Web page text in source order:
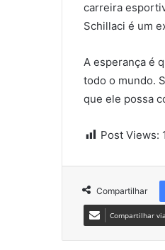
carreira
Schillaci é um
A esperança é
todo o mundo.
que ele possa
Post Views:
Compartilhar
Compartilhar